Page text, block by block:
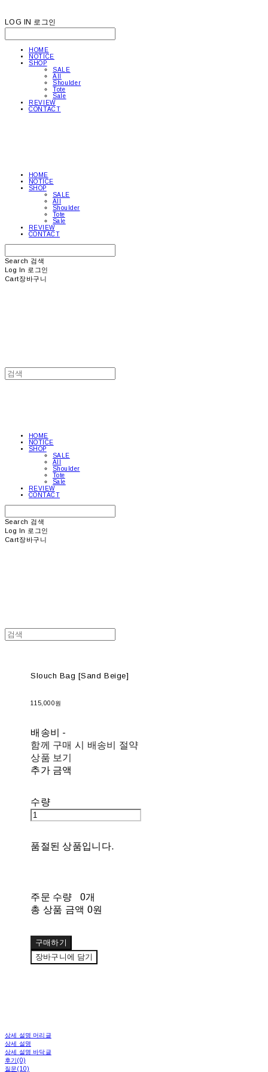
LOG IN 로그인
HOME
NOTICE
SHOP
SALE
All
Shoulder
Tote
Sale
REVIEW
CONTACT
HOME
NOTICE
SHOP
SALE
All
Shoulder
Tote
Sale
REVIEW
CONTACT
Search 검색
Log In 로그인
Cart장바구니
HOME
NOTICE
SHOP
SALE
All
Shoulder
Tote
Sale
REVIEW
CONTACT
Search 검색
Log In 로그인
Cart장바구니
Slouch Bag [Sand Beige]
115,000원
배송비 -
함께 구매 시 배송비 절약
상품 보기
추가 금액
수량
품절된 상품입니다.
주문 수량
0개
총 상품 금액 0원
구매하기
장바구니에 담기
상세 설명 머리글
상세 설명
상세 설명 바닥글
후기(0)
질문(10)